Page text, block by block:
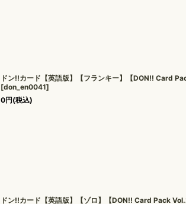
ドン!!カード【英語版】【フランキー】【DON!! Card
[don_en0041]
0円(税込)
ドン!!カード【英語版】【ゾロ】【DON!! Card Pack